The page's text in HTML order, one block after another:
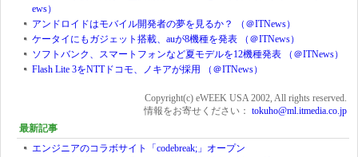
ews）
アンドロイドはモバイル開発者の夢を見るか？ （＠ITNews）
ケータイにもガジェット搭載、auが8機種を発表 （＠ITNews）
ソフトバンク、スマートフォンなど夏モデルを12機種発表 （＠ITNews）
Flash Lite 3をNTTドコモ、ノキアが採用 （＠ITNews）
Copyright(c) eWEEK USA 2002, All rights reserved.
情報をお寄せください： tokuho@ml.itmedia.co.jp
最新記事
エンジニアのコラボサイト「codebreak;」オープン